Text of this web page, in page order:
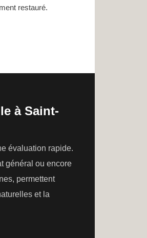
restauré.
à Saint-
évaluation rapide.
général ou encore
permettent
et la